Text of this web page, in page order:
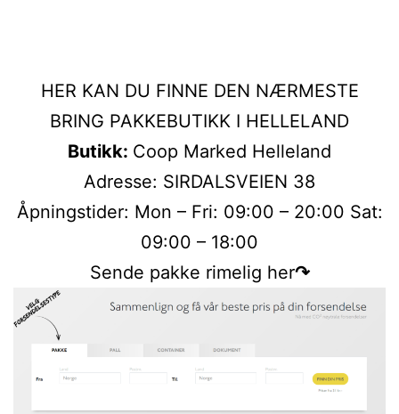
HER KAN DU FINNE DEN NÆRMESTE
BRING PAKKEBUTIKK I HELLELAND
Butikk: Coop Marked Helleland
Adresse: SIRDALSVEIEN 38
Åpningstider: Mon – Fri: 09:00 – 20:00 Sat:
09:00 – 18:00
Sende pakke rimelig her↷